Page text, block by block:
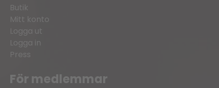
Butik
Mitt konto
Logga ut
Logga in
Press
För medlemmar